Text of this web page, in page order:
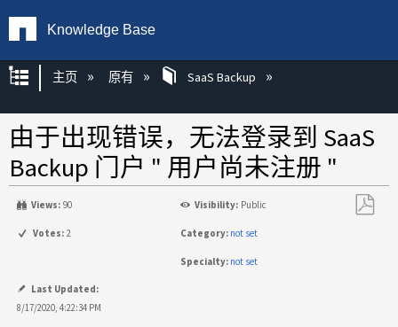
Knowledge Base
扩展/隐缩全局层次
主页 原有 SaaS Backup
由于出现错误，无法登录到 SaaS
Backup 门户 " 用户尚未注册 "
Views: 90 Visibility: Public
Votes: 2 Category: not set
Specialty: not set
Last Updated:
8/17/2020, 4:22:34 PM